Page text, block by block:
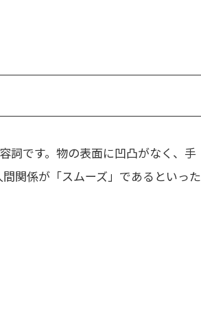
詞です。物の表面に凹凸がなく、手
関係が「スムーズ」であるといった